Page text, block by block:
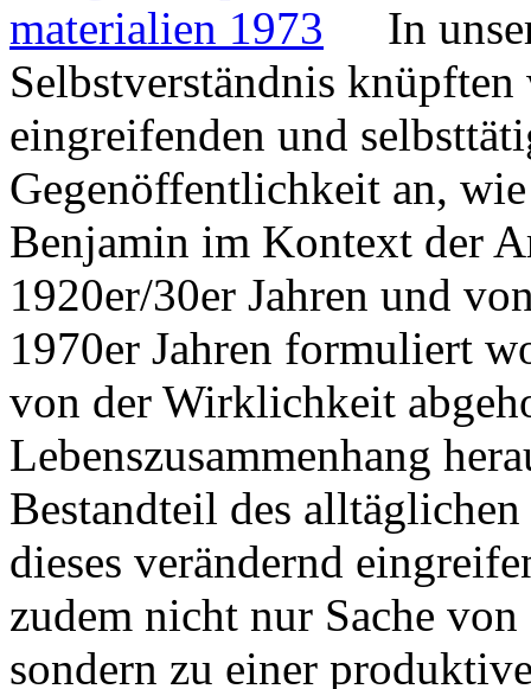
In
Selbstverständnis
eingreifenden und
Gegenöffentlichkeit an,
Benjamin im Kontext der
1920er/30er Jahren und
1970er Jahren formuliert
von der Wirklichkeit
Lebenszusammenhang
Bestandteil des
dieses verändernd
zudem nicht nur Sache
sondern zu einer